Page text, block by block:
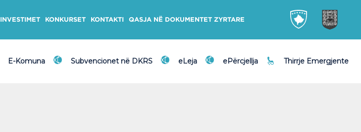
INVESTIMET KONKURSET KONTAKTI QASJA NË DOKUMENTET ZYRTARE
E-Komuna Subvencionet në DKRS eLeja ePërcjellja Thirrje Emergjente